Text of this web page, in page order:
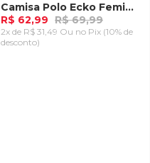
-10%
Camisa Polo Ecko Feminina Cropped Especial Azul Claro
R$ 62,99 R$ 69,99
2x de R$ 31,49 Ou no Pix (10% de
desconto)